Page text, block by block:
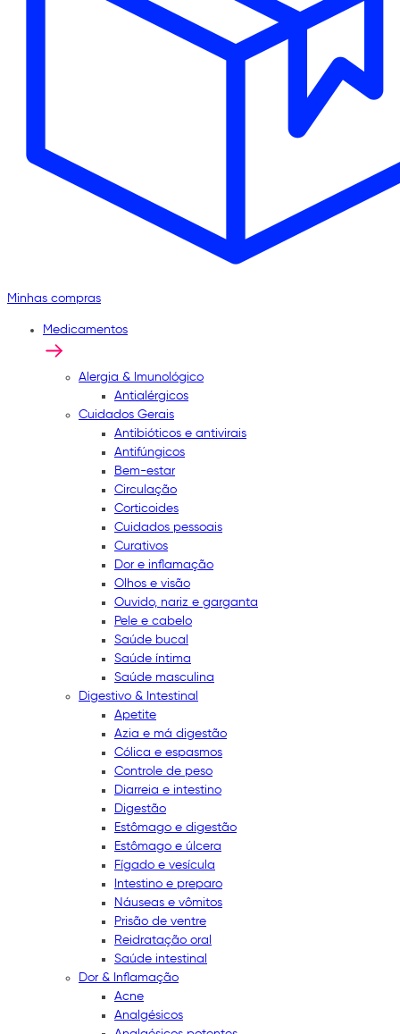
Minhas compras
Medicamentos
Alergia & Imunológico
Antialérgicos
Cuidados Gerais
Antibióticos e antivirais
Antifúngicos
Bem-estar
Circulação
Corticoides
Cuidados pessoais
Curativos
Dor e inflamação
Olhos e visão
Ouvido, nariz e garganta
Pele e cabelo
Saúde bucal
Saúde íntima
Saúde masculina
Digestivo & Intestinal
Apetite
Azia e má digestão
Cólica e espasmos
Controle de peso
Diarreia e intestino
Digestão
Estômago e digestão
Estômago e úlcera
Fígado e vesícula
Intestino e preparo
Náuseas e vômitos
Prisão de ventre
Reidratação oral
Saúde intestinal
Dor & Inflamação
Acne
Analgésicos